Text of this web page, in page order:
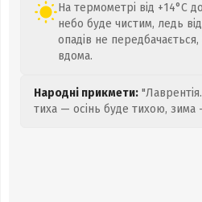
На термометрі від +14°C
небо буде чистим, ледь
опадів не
вдома.
Народні прикмети:
тиха — осінь буде тихою, зима